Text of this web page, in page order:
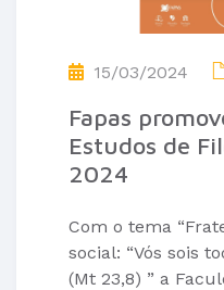
15/03/2024
Fapas
Estudos de
2024
Com o tema
social: “Vós sois
(Mt 23,8) ” a